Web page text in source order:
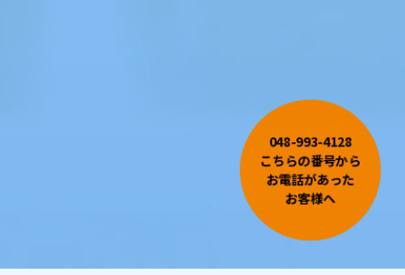
048-993-4128
こちらの番号から
お電話があった
お客様へ